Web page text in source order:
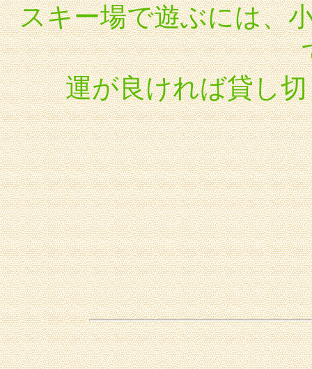
スキー場で遊ぶには、
運が良ければ貸し